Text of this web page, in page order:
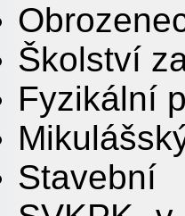
Školství
Fyzikální